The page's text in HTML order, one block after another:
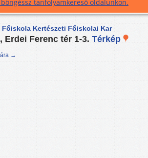
tanfolyamkereső oldalunkon.
Főiskola Kertészeti Főiskolai Kar
Erdei Ferenc tér 1-3. Térkép
→